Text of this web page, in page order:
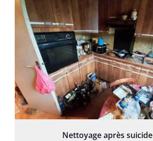
Nettoyage après suicide